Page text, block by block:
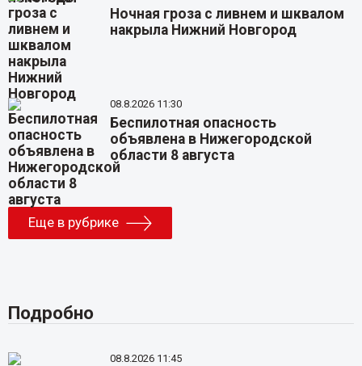
Ночная гроза с ливнем и шквалом
накрыла Нижний Новгород
08.8.2026 11:30
Беспилотная опасность
объявлена в Нижегородской
области 8 августа
Еще в рубрике
Подробно
08.8.2026 11:45